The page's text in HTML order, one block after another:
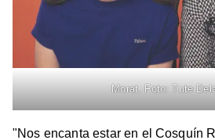
Morat. Foto: Tute
"Nos encanta estar en el Cosquín